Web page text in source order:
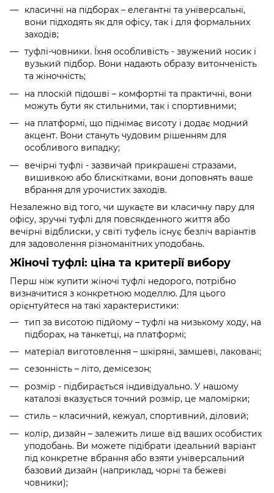
класичні на підборах – елегантні та універсальні,
вони підходять як для офісу, так і для формальних
заходів;
туфлі-човники. Їхня особливість - звужений носик і
вузький підбор. Вони надають образу витонченість
та жіночність;
на плоскій підошві – комфортні та практичні, вони
можуть бути як стильними, так і спортивними;
на платформі, що піднімає висоту і додає модний
акцент. Вони стануть чудовим рішенням для
особливого випадку;
вечірні туфлі - зазвичай прикрашені стразами,
вишивкою або блискітками, вони доповнять ваше
вбрання для урочистих заходів.
Незалежно від того, чи шукаєте ви класичну пару для
офісу, зручні туфлі для повсякденного життя або
вечірні відблиски, у світі туфель існує безліч варіантів
для задоволення різноманітних уподобань.
Жіночі туфлі: ціна та критерії вибору
Перш ніж купити жіночі туфлі недорого, потрібно
визначитися з конкретною моделлю. Для цього
орієнтуйтеся на такі характеристики:
тип за висотою підйому – туфлі на низькому ходу, на
підборах, на танкетці, на платформі;
матеріал виготовлення – шкіряні, замшеві, лаковані;
сезонність – літо, демісезон;
розмір - підбирається індивідуально. У нашому
каталозі вказується точний розмір, це маломірки;
стиль – класичний, кежуал, спортивний, діловий;
колір, дизайн – залежить лише від ваших особистих
уподобань. Ви можете підібрати ідеальний варіант
під конкретне вбрання або взяти універсальний
базовий дизайн (наприклад, чорні та бежеві
човники);